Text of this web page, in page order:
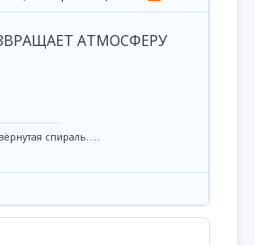
АТМОСФЕРУ
спираль.....